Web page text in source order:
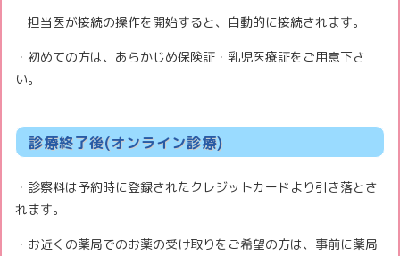
担当医が接続の操作を開始すると、自動的に接続されます。
・初めての方は、あらかじめ保険証・乳児医療証をご用意下さ
い。
診療終了後(オンライン診療)
・診察料は予約時に登録されたクレジットカードより引き落とさ
れます。
・お近くの薬局でのお薬の受け取りをご希望の方は、事前に薬局